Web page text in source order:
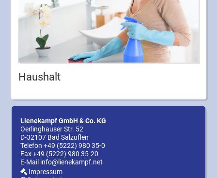
Haushalt
Lienekampf GmbH & Co. KG
Oerlinghauser Str. 52
D-32107 Bad Salzuflen
Telefon+49 (5222) 980 35-0
Fax +49 (5222) 980 35-20
E-Mail info@lienekampf.net
Impressum